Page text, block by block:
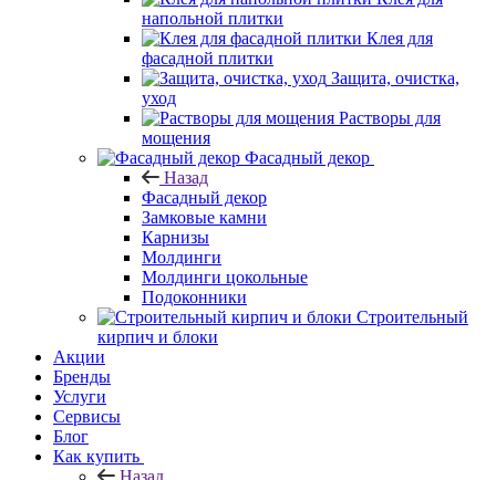
напольной плитки
Клея для
фасадной плитки
Защита, очистка,
уход
Растворы для
мощения
Фасадный декор
Назад
Фасадный декор
Замковые камни
Карнизы
Молдинги
Молдинги цокольные
Подоконники
Строительный
кирпич и блоки
Акции
Бренды
Услуги
Сервисы
Блог
Как купить
Назад